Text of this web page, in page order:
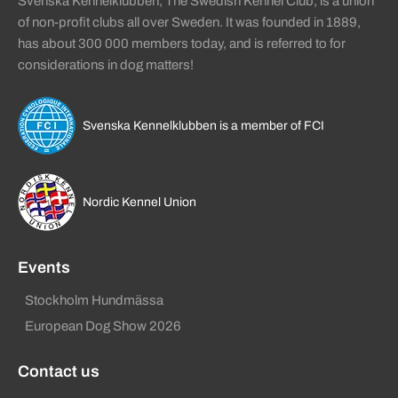
of non-profit clubs all over Sweden. It was founded in 1889,
has about 300 000 members today, and is referred to for
considerations in dog matters!
Svenska Kennelklubben is a member of FCI
Nordic Kennel Union
Events
Stockholm Hundmässa
European Dog Show 2026
Contact us